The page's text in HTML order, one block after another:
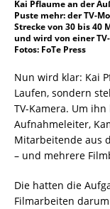
Kai Pflaume an der
Puste mehr: der TV-
Strecke von 30 bis 40
und wird von einer
Fotos: FoTe Press
Nun wird klar: Kai
Laufen, sondern
TV-Kamera. Um
Aufnahmeleiter,
Mitarbeitende aus
– und mehrere
Die hatten die
Filmarbeiten